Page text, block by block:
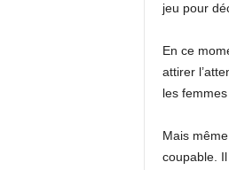
jeu pour
En ce
attirer
les
Mais
coupable.